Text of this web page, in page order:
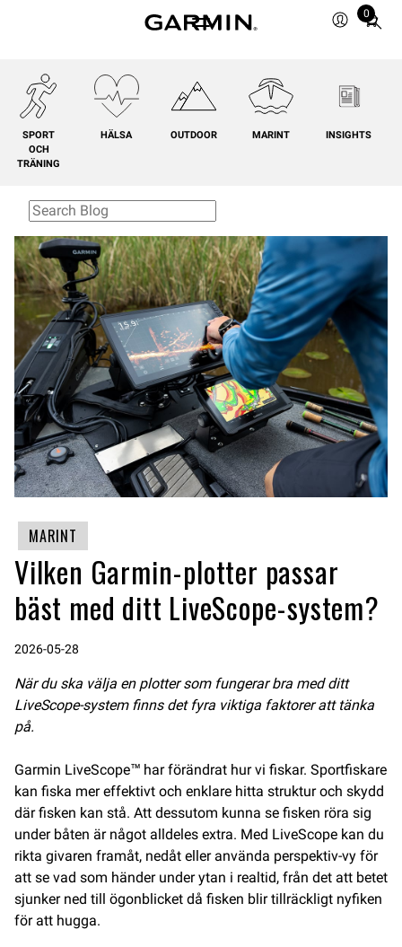
0
Total
0
SPORT
OCH
TRÄNING
HÄLSA OUTDOOR MARINT INSIGHTS
MARINT
Vilken Garmin-plotter passar
bäst med ditt LiveScope-system?
2026-05-28
När du ska välja en plotter som fungerar bra med ditt
LiveScope-system finns det fyra viktiga faktorer att tänka
på.
Garmin LiveScope™ har förändrat hur vi fiskar. Sportfiskare
kan fiska mer effektivt och enklare hitta struktur och skydd
där fisken kan stå. Att dessutom kunna se fisken röra sig
under båten är något alldeles extra. Med LiveScope kan du
rikta givaren framåt, nedåt eller använda perspektiv-vy för
att se vad som händer under ytan i realtid, från det att betet
sjunker ned till ögonblicket då fisken blir tillräckligt nyfiken
för att hugga.